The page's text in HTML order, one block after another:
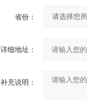
省份：
详细地址：
补充说明：